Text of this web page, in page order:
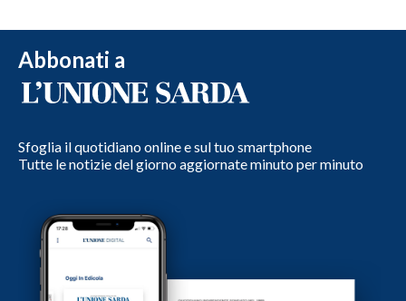
Abbonati a
Sfoglia il quotidiano online e sul tuo smartphone
Tutte le notizie del giorno aggiornate minuto per minuto